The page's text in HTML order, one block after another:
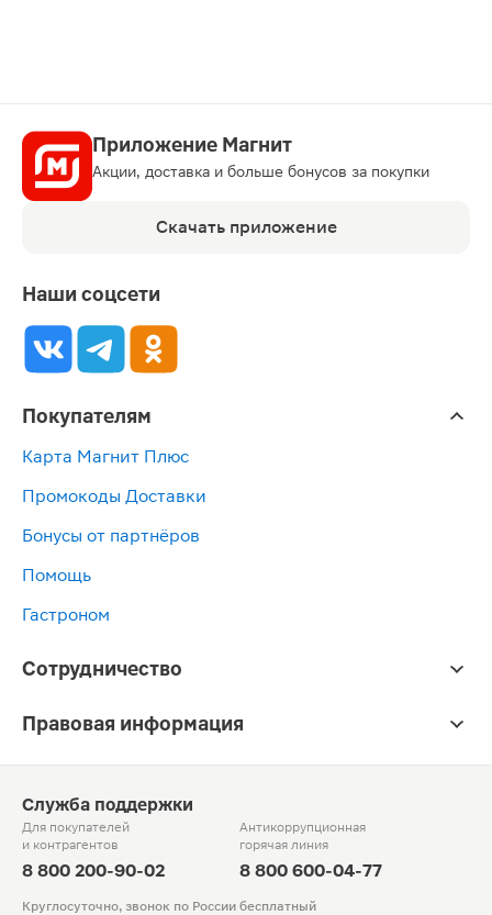
Приложение Магнит
Акции, доставка и больше бонусов за покупки
Скачать приложение
Наши соцсети
Покупателям
Карта Магнит Плюс
Промокоды Доставки
Бонусы от партнёров
Помощь
Гастроном
Сотрудничество
Правовая информация
Служба поддержки
Для покупателей
и контрагентов
8 800 200-90-02
Антикоррупционная
горячая линия
8 800 600-04-77
Круглосуточно, звонок по России бесплатный